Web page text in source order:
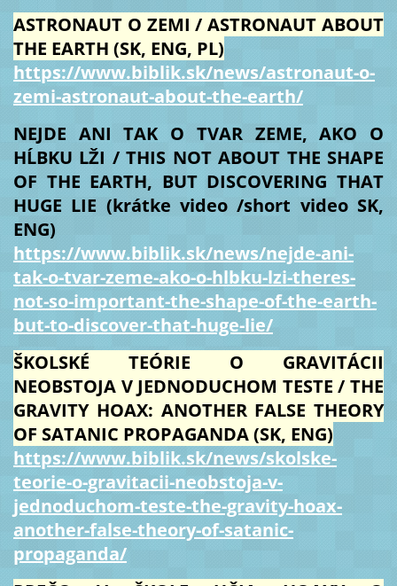
ASTRONAUT O ZEMI / ASTRONAUT ABOUT
THE EARTH (SK, ENG, PL)
https://www.biblik.sk/news/astronaut-o-
zemi-astronaut-about-the-earth/
NEJDE ANI TAK O TVAR ZEME, AKO O
HĹBKU LŽI / THIS NOT ABOUT THE SHAPE
OF THE EARTH, BUT DISCOVERING THAT
HUGE LIE (krátke video /short video SK,
ENG)
https://www.biblik.sk/news/nejde-ani-
tak-o-tvar-zeme-ako-o-hlbku-lzi-theres-
not-so-important-the-shape-of-the-earth-
but-to-discover-that-huge-lie/
ŠKOLSKÉ TEÓRIE O GRAVITÁCII
NEOBSTOJA V JEDNODUCHOM TESTE / THE
GRAVITY HOAX: ANOTHER FALSE THEORY
OF SATANIC PROPAGANDA (SK, ENG)
https://www.biblik.sk/news/skolske-
teorie-o-gravitacii-neobstoja-v-
jednoduchom-teste-the-gravity-hoax-
another-false-theory-of-satanic-
propaganda/